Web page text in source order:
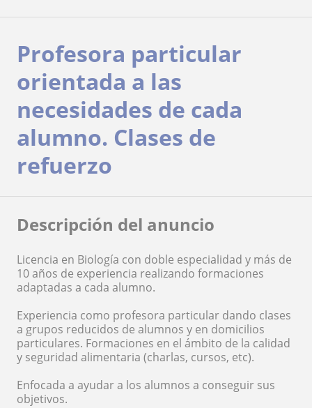
Profesora particular
orientada a las
necesidades de cada
alumno. Clases de
refuerzo
Descripción del anuncio
Licencia en Biología con doble especialidad y más de
10 años de experiencia realizando formaciones
adaptadas a cada alumno.
Experiencia como profesora particular dando clases
a grupos reducidos de alumnos y en domicilios
particulares. Formaciones en el ámbito de la calidad
y seguridad alimentaria (charlas, cursos, etc).
Enfocada a ayudar a los alumnos a conseguir sus
objetivos.